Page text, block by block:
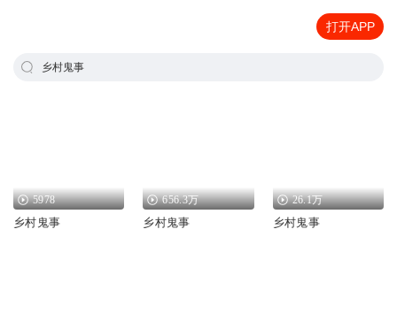
打开APP
乡村鬼事
5978
乡村鬼事
656.3万
乡村鬼事
26.1万
乡村鬼事